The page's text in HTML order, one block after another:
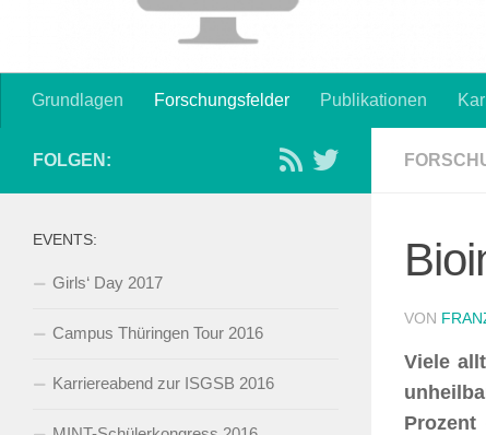
Grundlagen Forschungsfelder Publikationen
VON
Viele
FOLGEN:
EVENTS:
Girls‘ Day 2017
Campus Thüringen Tour 2016
Karriereabend zur ISGSB 2016